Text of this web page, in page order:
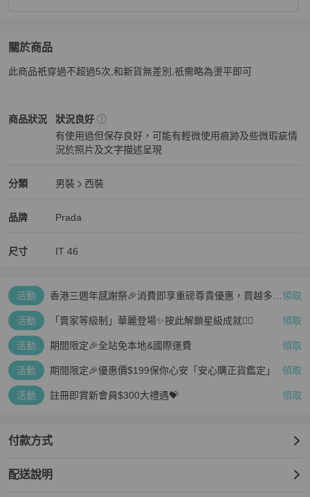
關於商品
關於Prada 西裝 size 46, ,9成半新 商品詳情與購買須知
此商品祇穿過不超過5次,和新貨無差別,祇需略為燙平即可
商品狀況
Prada男裝 商品狀態與細節
狀況良好
有使用過但保存良好，可能有輕微使用痕跡及些微瑕疵情
況於照片及文字描述呈現
分類
Prada 分類資訊
男裝
西裝
品牌
Prada 男裝品牌介紹
Prada
Prada 推薦清單
尺寸 IT 46
活動
香港三週年感謝祭🎉消費即享重磅尊貴優惠，買越多、 領取
活動 「賣家等級制」華麗登場✨按此解鎖星級成就👆🏻 領取
活動 期間限定🎉全站免本地&國際運費 領取
活動 期間限定🎉優惠價$199保你心安「安心購正貨鑑定」 領取
活動 註冊即賞新會員$300大禮遇💝 領取
付款方式
配送說明